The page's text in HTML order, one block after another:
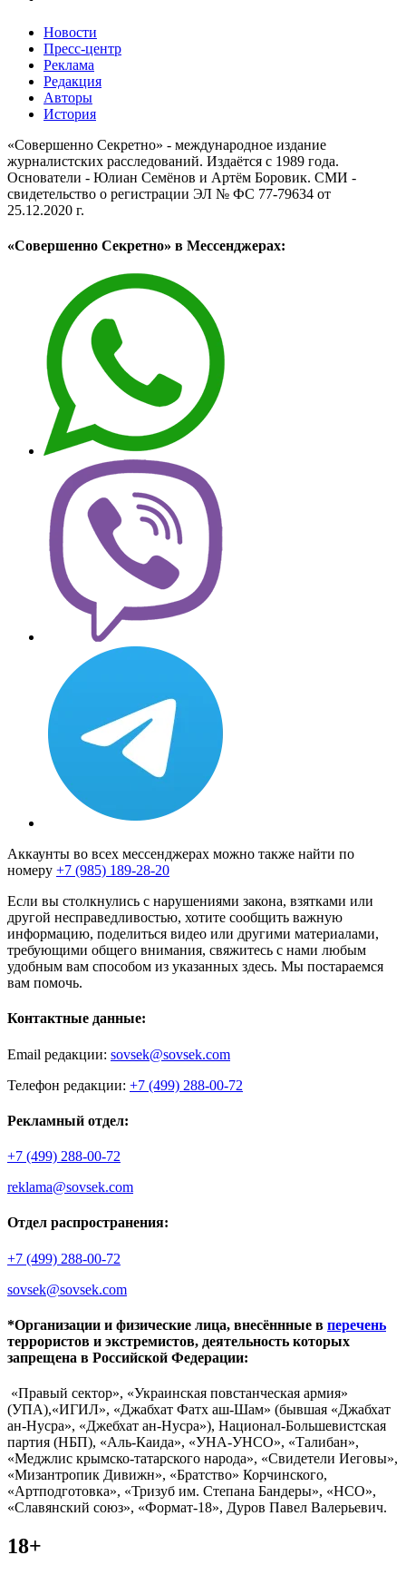
Новости
Пресс-центр
Реклама
Редакция
Авторы
История
«Совершенно Секретно» - международное издание
журналистских расследований. Издаётся с 1989 года.
Основатели - Юлиан Семёнов и Артём Боровик. CМИ -
свидетельство о регистрации ЭЛ № ФС 77-79634 от
25.12.2020 г.
«Совершенно Секретно» в Мессенджерах:
Аккаунты во всех мессенджерах можно также найти по
номеру +7 (985) 189-28-20
Если вы столкнулись с нарушениями закона, взятками или
другой несправедливостью, хотите сообщить важную
информацию, поделиться видео или другими материалами,
требующими общего внимания, свяжитесь с нами любым
удобным вам способом из указанных здесь. Мы постараемся
вам помочь.
Контактные данные:
Email редакции: sovsek@sovsek.com
Телефон редакции: +7 (499) 288-00-72
Рекламный отдел:
+7 (499) 288-00-72
reklama@sovsek.com
Отдел распространения:
+7 (499) 288-00-72
sovsek@sovsek.com
*Организации и физические лица, внесённные в перечень
террористов и экстремистов, деятельность которых
запрещена в Российской Федерации:
«Правый сектор», «Украинская повстанческая армия»
(УПА),«ИГИЛ», «Джабхат Фатх аш-Шам» (бывшая «Джабхат
ан-Нусра», «Джебхат ан-Нусра»), Национал-Большевистская
партия (НБП), «Аль-Каида», «УНА-УНСО», «Талибан»,
«Меджлис крымско-татарского народа», «Свидетели Иеговы»,
«Мизантропик Дивижн», «Братство» Корчинского,
«Артподготовка», «Тризуб им. Степана Бандеры», «НСО»,
«Славянский союз», «Формат-18», Дуров Павел Валерьевич.
18+